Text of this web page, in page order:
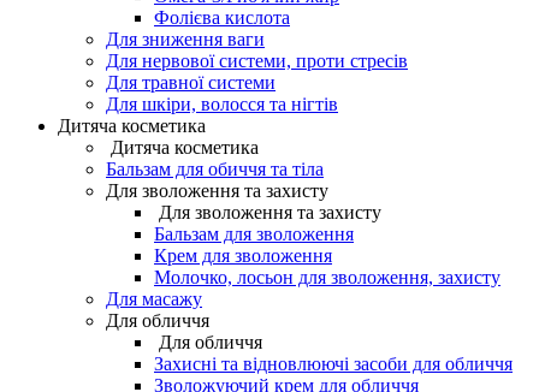
Фолієва кислота
Для зниження ваги
Для нервової системи, проти стресів
Для травної системи
Для шкіри, волосся та нігтів
Дитяча косметика
Дитяча косметика
Бальзам для обиччя та тіла
Для зволоження та захисту
Для зволоження та захисту
Бальзам для зволоження
Крем для зволоження
Молочко, лосьон для зволоження, захисту
Для масажу
Для обличчя
Для обличчя
Захисні та відновлюючі засоби для обличчя
Зволожуючий крем для обличчя